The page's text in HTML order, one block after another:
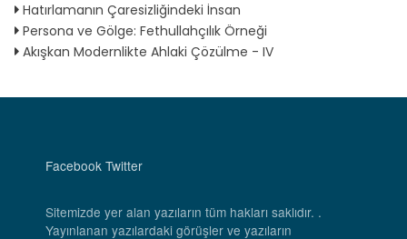
Hatırlamanın Çaresizliğindeki İnsan
Persona ve Gölge: Fethullahçılık Örneği
Akışkan Modernlikte Ahlaki Çözülme - IV
Facebook Twitter
Sitemizde yer alan yazıların tüm hakları saklıdır. .
Yayınlanan yazılardaki görüşler ve yazıların